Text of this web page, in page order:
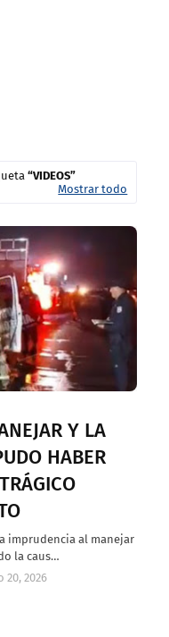
VIDEOS
Mostrar todo
Y LA
HABER
imprudencia al manejar
la caus…
20, 2026